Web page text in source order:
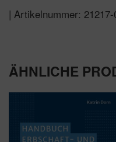
| Artikelnummer:
ÄHNLICHE